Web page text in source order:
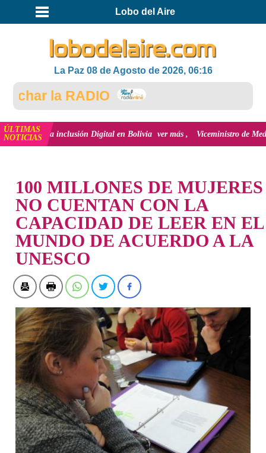
Lobo del Aire
La Paz 08 de Agosto de 2026, 06:16
la RADIO
ÚLTIMAS
NOTICIAS
y la inclusión Digital en Bolivia ver más Viceministro de Medio
100 MILLONES DE MUJERES
NO CUENTAN CON LA
CAPACIDAD DE LEER EN EL
MUNDO DE ACUERDO A LA
UNESCO